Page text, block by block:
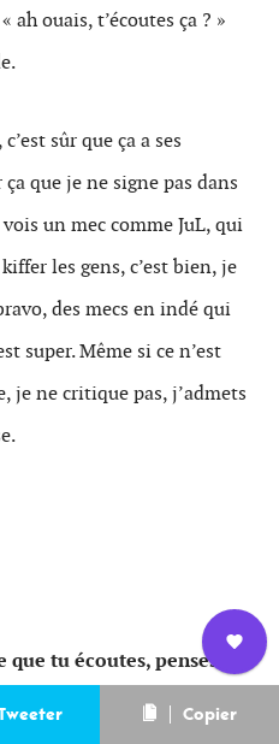
Newsletter
ouais, t’écoutes ça ? »
sûr que ça a ses
que je ne signe pas dans
un mec comme JuL, qui
les gens, c’est bien, je
des mecs en indé qui
super. Même si ce n’est
je ne critique pas, j’admets
tu écoutes, penses-tu
encore d’un complexe
Copier